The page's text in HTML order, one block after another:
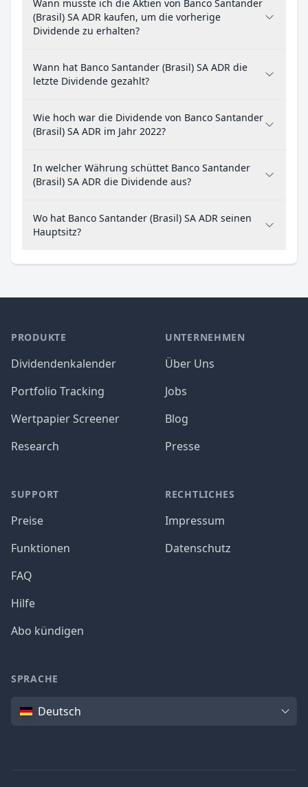
Wann musste ich die Aktien von Banco Santander
(Brasil) SA ADR kaufen, um die vorherige
Dividende zu erhalten?
Wann hat Banco Santander (Brasil) SA ADR die
letzte Dividende gezahlt?
Wie hoch war die Dividende von Banco Santander
(Brasil) SA ADR im Jahr 2022?
In welcher Währung schüttet Banco Santander
(Brasil) SA ADR die Dividende aus?
Wo hat Banco Santander (Brasil) SA ADR seinen
Hauptsitz?
PRODUKTE
Dividendenkalender
Portfolio Tracking
Wertpapier Screener
Research
SUPPORT
Preise
Funktionen
FAQ
Hilfe
Abo kündigen
UNTERNEHMEN
Über Uns
Jobs
Blog
Presse
RECHTLICHES
Impressum
Datenschutz
SPRACHE
SpracheDeutsch